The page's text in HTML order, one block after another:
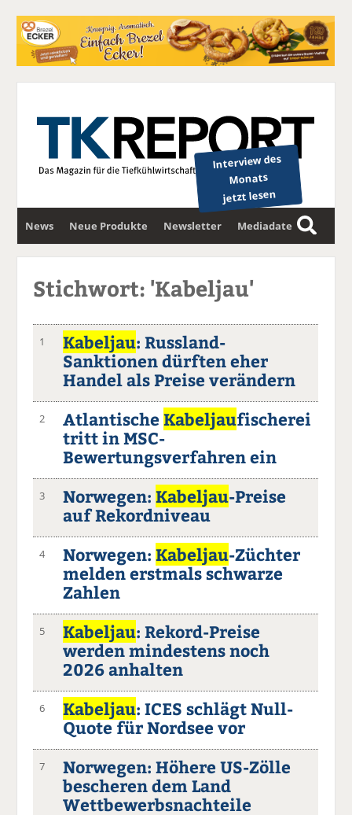
Interview des
Monats
jetzt lesen
News Neue Produkte Newsletter Mediadaten
S
u
Stichwort: 'Kabeljau'
1 Kabeljau: Russland-
Sanktionen dürften eher
Handel als Preise verändern
2 AtlantischeKabeljaufischerei
tritt in MSC-
Bewertungsverfahren ein
3 Norwegen:Kabeljau-Preise
auf Rekordniveau
4 Norwegen:Kabeljau-Züchter
melden erstmals schwarze
Zahlen
5 Kabeljau: Rekord-Preise
werden mindestens noch
2026 anhalten
6 Kabeljau: ICES schlägt Null-
Quote für Nordsee vor
7
Norwegen: Höhere US-Zölle
bescheren dem Land
Wettbewerbsnachteile